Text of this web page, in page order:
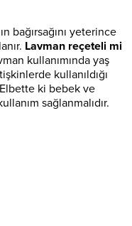
bağırsağını yeterince
Lavman reçeteli mi
kullanımında yaş
kullanıldığı
ki bebek ve
sağlanmalıdır.